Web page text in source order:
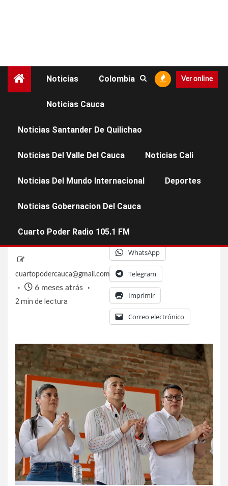
Noticias Colombia
Noticias Cauca
Noticias Santander De Quilichao
Noticias Del Valle Del Cauca Noticias Cali
Noticias Del Mundo Internacional Deportes
Noticias Gobernacion Del Cauca
Cuarto Poder Radio 105.1 FM
Ver online
cuartopodercauca@gmail.com
6 meses atrás
2 min de lectura
Facebook
WhatsApp
Telegram
Imprimir
Correo electrónico